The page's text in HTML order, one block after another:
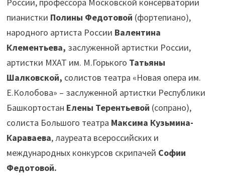
пианистки Полины Федотовой (фортепиано),
народного артиста России Валентина
Клементьева, заслуженной артистки России,
артистки МХАТ им. М.Горького Татьяны
Шалковской, солистов театра «Новая опера им.
Е.Колобова» – заслуженной артистки Республики
Башкортостан Елены Терентьевой (сопрано),
солиста Большого театра Максима Кузьмина-
Караваева, лауреата всероссийских и
международных конкурсов скрипачей Софии
Федотовой.